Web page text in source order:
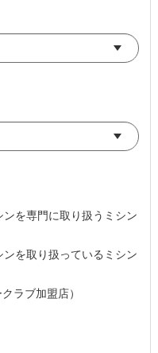
を専門に取り扱うミシン
を取り扱っているミシン
ラブ加盟店）